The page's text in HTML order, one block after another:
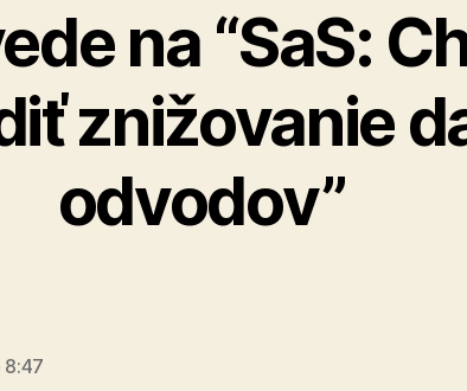
na “SaS:
znižovanie
odvodov”
8:47